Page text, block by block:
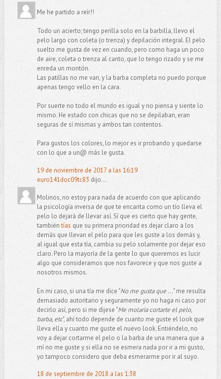
Me he partido a reír!!
Todo un acierto; tengo perilla solo en la barbilla, llevo el
pelo largo con coleta (o trenza) y depilación integral. El pelo
suelto me gusta de vez en cuando, pero como haga un poco
de aire, coleta o trenza al canto, que lo tengo rizado y se me
enreda un montón.
Las patillas no me van, y la barba completa no puedo porque
apenas tengo vello en la cara.
Por suerte no todo el mundo es igual y no piensa y siente lo
mismo. He estado con chicas que no se depilaban, eran
seguras de sí mismas y ambos tan contentos.
Para gustos los colores, lo mejor es ir probando y quedarse
con lo que a un@ más le gusta.
19 de noviembre de 2017 a las 16:19
euro141doc09tc83 dijo...
Molinos, no estoy para nada de acuerdo con que aplicando
la psicología inversa de que te encanta como un tío lleva el
pelo lo dejará de llevar así. Sí que es cierto que hay gente,
tambiéntías que su primera prioridad es dejar claro a los
demás que llevan el pelo para que les guste a los demás y,
al igual que esta tía, cambia su pelo solamente por dejar eso
claro. Pero la mayoría de la gente lo que queremos es lucir
algo que consideramos que nos favorece y que nos guste a
nosotros mismos.
En mi caso, si una tía me dice "No me gusta que ..." me resulta
demasiado autoritario y seguramente yo no haga ni caso por
decirlo así, pero si me dijese "Me molaría cortarte el pelo,
barba, etc", ahí todo depende de cuanto me guste el look que
lleva ella y cuanto me guste el nuevo look. Entiéndelo, no
voy a dejar cortarme el pelo o la barba de una manera que a
mí no me guste y si ella no se esmera nada por ir a mi gusto,
yo tampoco considero que deba esmerarme por ir al suyo.
18 de septiembre de 2018 a las 1:38